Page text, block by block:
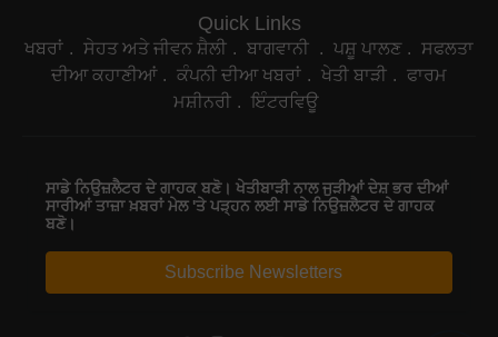
Quick Links
ਖਬਰਾਂ ਸੇਹਤ ਅਤੇ ਜੀਵਨ ਸ਼ੈਲੀ ਬਾਗਵਾਨੀ ਪਸ਼ੂ ਪਾਲਣ
ਸਫਲਤਾ
ਦੀਆ ਕਹਾਣੀਆਂ
ਕੰਪਨੀ ਦੀਆ ਖਬਰਾਂ ਖੇਤੀ ਬਾੜੀ
ਫਾਰਮ
ਮਸ਼ੀਨਰੀ
ਇੰਟਰਵਿਊ
ਸਾਡੇ ਨਿਉਜ਼ਲੈਟਰ ਦੇ ਗਾਹਕ ਬਣੋ। ਖੇਤੀਬਾੜੀ ਨਾਲ ਜੁੜੀਆਂ ਦੇਸ਼ ਭਰ ਦੀਆਂ
ਸਾਰੀਆਂ ਤਾਜ਼ਾ ਖ਼ਬਰਾਂ ਮੇਲ 'ਤੇ ਪੜ੍ਹਨ ਲਈ ਸਾਡੇ ਨਿਉਜ਼ਲੈਟਰ ਦੇ ਗਾਹਕ
ਬਣੋ।
Subscribe Newsletters